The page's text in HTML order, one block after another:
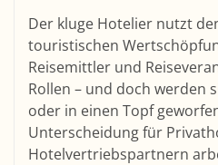
Der kluge Hotelier nutzt
touristischen
Reisemittler und
Rollen – und doch werden
oder in einen Topf
Unterscheidung für
Hotelvertriebspartnern